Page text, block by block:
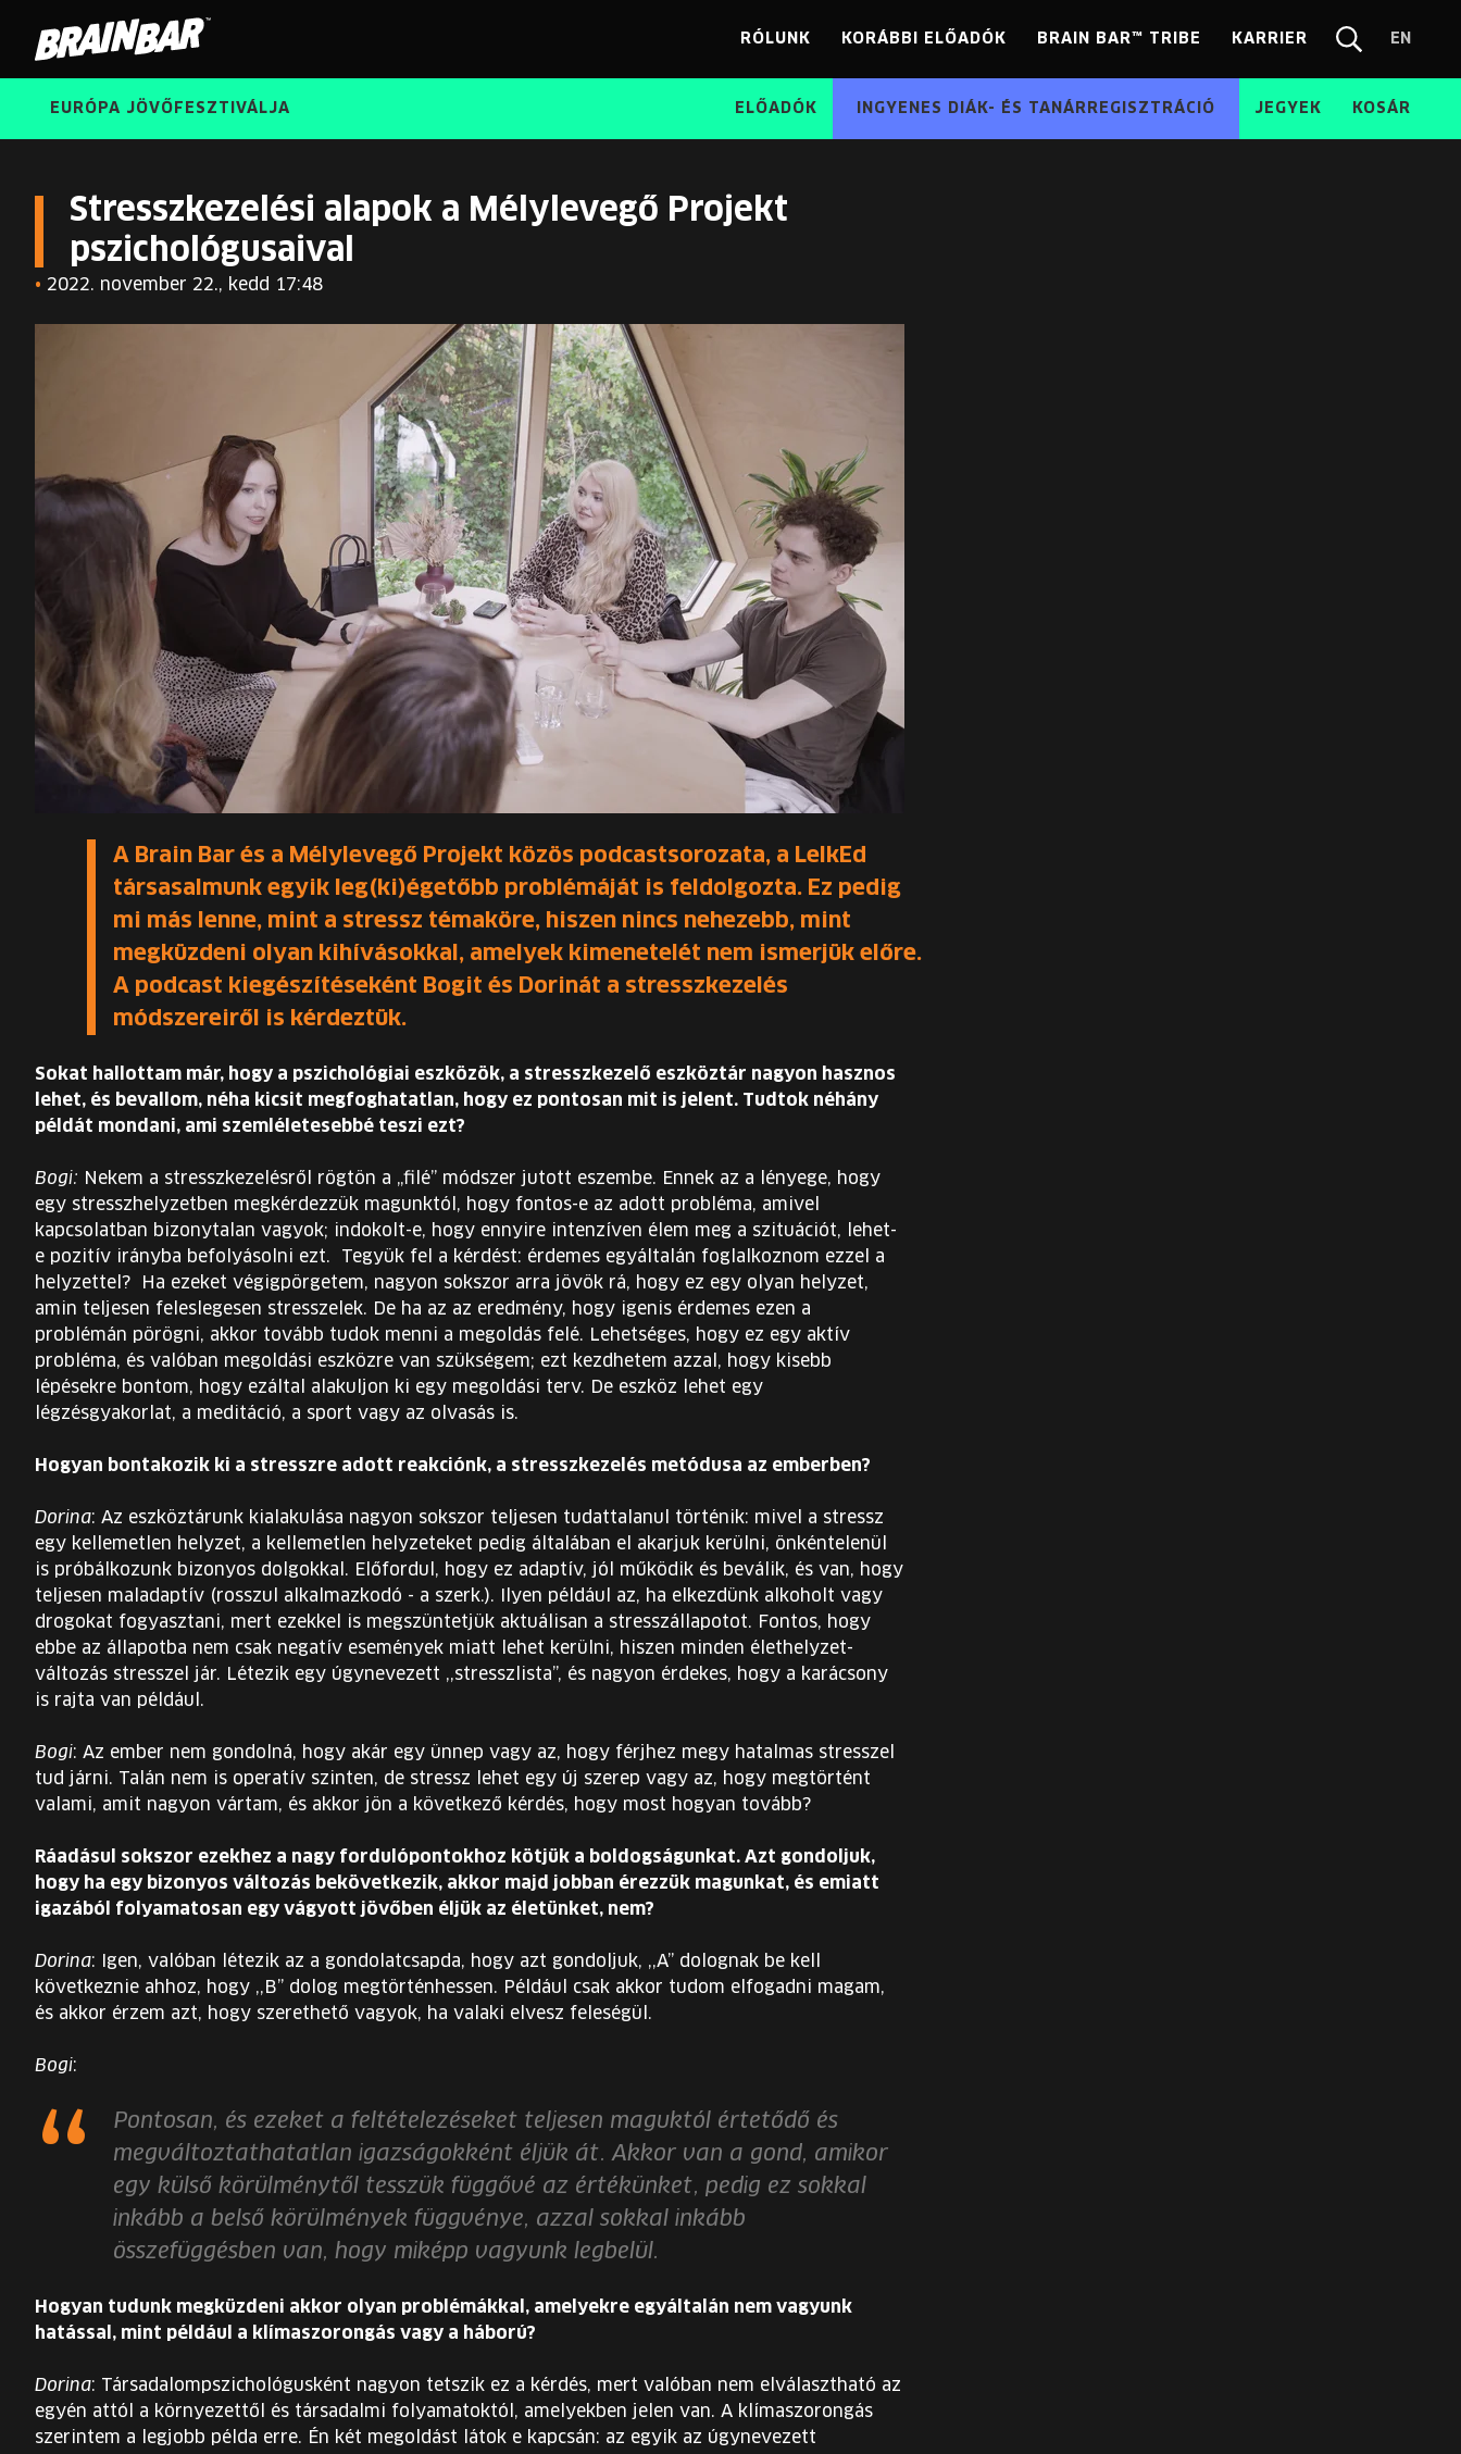
Bar
RÓLUNK KORÁBBI ELŐADÓK BRAIN BAR™ TRIBE KARRIER EN
EN
EURÓPA JÖVŐFESZTIVÁLJA ELŐADÓK INGYENES DIÁK- ÉS TANÁRREGISZTRÁCIÓ JEGYEK KOSÁR
Stresszkezelési alapok a Mélylevegő Projekt
pszichológusaival
• 2022. november 22., kedd 17:48
A Brain Bar és a Mélylevegő Projekt közös podcastsorozata, a LelkEd
társasalmunk egyik leg(ki)égetőbb problémáját is feldolgozta. Ez pedig
mi más lenne, mint a stressz témaköre, hiszen nincs nehezebb, mint
megküzdeni olyan kihívásokkal, amelyek kimenetelét nem ismerjük előre.
A podcast kiegészítéseként Bogit és Dorinát a stresszkezelés
módszereiről is kérdeztük.
Sokat hallottam már, hogy a pszichológiai eszközök, a stresszkezelő eszköztár nagyon hasznos
lehet, és bevallom, néha kicsit megfoghatatlan, hogy ez pontosan mit is jelent. Tudtok néhány
példát mondani, ami szemléletesebbé teszi ezt?
Bogi: Nekem a stresszkezelésről rögtön a „filé” módszer jutott eszembe. Ennek az a lényege, hogy
egy stresszhelyzetben megkérdezzük magunktól, hogy fontos-e az adott probléma, amivel
kapcsolatban bizonytalan vagyok; indokolt-e, hogy ennyire intenzíven élem meg a szituációt, lehet-
e pozitív irányba befolyásolni ezt. Tegyük fel a kérdést: érdemes egyáltalán foglalkoznom ezzel a
helyzettel? Ha ezeket végigpörgetem, nagyon sokszor arra jövök rá, hogy ez egy olyan helyzet,
amin teljesen feleslegesen stresszelek. De ha az az eredmény, hogy igenis érdemes ezen a
problémán pörögni, akkor tovább tudok menni a megoldás felé. Lehetséges, hogy ez egy aktív
probléma, és valóban megoldási eszközre van szükségem; ezt kezdhetem azzal, hogy kisebb
lépésekre bontom, hogy ezáltal alakuljon ki egy megoldási terv. De eszköz lehet egy
légzésgyakorlat, a meditáció, a sport vagy az olvasás is.
Hogyan bontakozik ki a stresszre adott reakciónk, a stresszkezelés metódusa az emberben?
Dorina: Az eszköztárunk kialakulása nagyon sokszor teljesen tudattalanul történik: mivel a stressz
egy kellemetlen helyzet, a kellemetlen helyzeteket pedig általában el akarjuk kerülni, önkéntelenül
is próbálkozunk bizonyos dolgokkal. Előfordul, hogy ez adaptív, jól működik és beválik, és van, hogy
teljesen maladaptív (rosszul alkalmazkodó - a szerk.). Ilyen például az, ha elkezdünk alkoholt vagy
drogokat fogyasztani, mert ezekkel is megszüntetjük aktuálisan a stresszállapotot. Fontos, hogy
ebbe az állapotba nem csak negatív események miatt lehet kerülni, hiszen minden élethelyzet-
változás stresszel jár. Létezik egy úgynevezett ,,stresszlista”, és nagyon érdekes, hogy a karácsony
is rajta van például.
Bogi: Az ember nem gondolná, hogy akár egy ünnep vagy az, hogy férjhez megy hatalmas stresszel
tud járni. Talán nem is operatív szinten, de stressz lehet egy új szerep vagy az, hogy megtörtént
valami, amit nagyon vártam, és akkor jön a következő kérdés, hogy most hogyan tovább?
Ráadásul sokszor ezekhez a nagy fordulópontokhoz kötjük a boldogságunkat. Azt gondoljuk,
hogy ha egy bizonyos változás bekövetkezik, akkor majd jobban érezzük magunkat, és emiatt
igazából folyamatosan egy vágyott jövőben éljük az életünket, nem?
Dorina: Igen, valóban létezik az a gondolatcsapda, hogy azt gondoljuk, ,,A” dolognak be kell
következnie ahhoz, hogy ,,B” dolog megtörténhessen. Például csak akkor tudom elfogadni magam,
és akkor érzem azt, hogy szerethető vagyok, ha valaki elvesz feleségül.
Bogi:
Pontosan, és ezeket a feltételezéseket teljesen maguktól értetődő és
megváltoztathatatlan igazságokként éljük át. Akkor van a gond, amikor
egy külső körülménytől tesszük függővé az értékünket, pedig ez sokkal
inkább a belső körülmények függvénye, azzal sokkal inkább
összefüggésben van, hogy miképp vagyunk legbelül.
Hogyan tudunk megküzdeni akkor olyan problémákkal, amelyekre egyáltalán nem vagyunk
hatással, mint például a klímaszorongás vagy a háború?
Dorina: Társadalompszichológusként nagyon tetszik ez a kérdés, mert valóban nem elválasztható az
egyén attól a környezettől és társadalmi folyamatoktól, amelyekben jelen van. A klímaszorongás
szerintem a legjobb példa erre. Én két megoldást látok e kapcsán: az egyik az úgynevezett